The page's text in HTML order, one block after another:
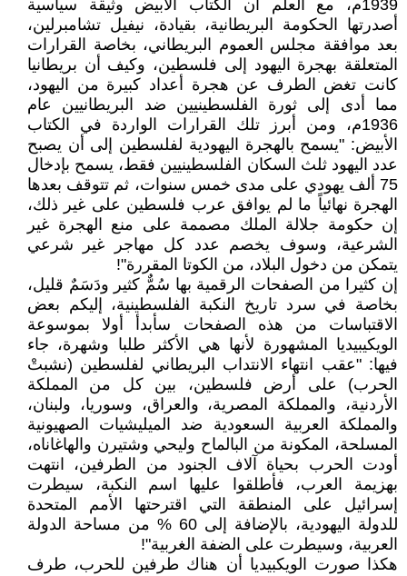
1939م، مع العلم أن الكتاب الأبيض وثيقة سياسية
أصدرتها الحكومة البريطانية، بقيادة، نيفيل تشامبرلين،
بعد موافقة مجلس العموم البريطاني، بخاصة القرارات
المتعلقة بهجرة اليهود إلى فلسطين، وكيف أن بريطانيا
كانت تغض الطرف عن هجرة أعداد كبيرة من اليهود،
مما أدى إلى ثورة الفلسطينيين ضد البريطانيين عام
1936م، ومن أبرز تلك القرارات الواردة في الكتاب
الأبيض: "يسمح بالهجرة اليهودية لفلسطين إلى أن يصبح
عدد اليهود ثلث السكان الفلسطينيين فقط، يسمح بإدخال
75 ألف يهودي على مدى خمس سنوات، ثم تتوقف بعدها
الهجرة نهائياً ما لم يوافق عرب فلسطين على غير ذلك،
إن حكومة جلالة الملك مصممة على منع الهجرة غير
الشرعية، وسوف يخصم عدد كل مهاجر غير شرعي
يتمكن من دخول البلاد، من الكوتا المقررة"!
إن كثيرا من الصفحات الرقمية بها سُمٌّ كثير ودَسَمٌ قليل،
بخاصة في سرد تاريخ النكبة الفلسطينية، إليكم بعض
الاقتباسات من هذه الصفحات سأبدأ أولا بموسوعة
الويكيبيديا المشهورة لأنها هي الأكثر طلبا وشهرة، جاء
فيها: "عقب انتهاء الانتداب البريطاني لفلسطين (نشبتْ
الحرب) على أرض فلسطين، بين كل من المملكة
الأردنية، والمملكة المصرية، والعراق، وسوريا، ولبنان،
والمملكة العربية السعودية ضد الميليشيات الصهيونية
المسلحة، المكونة من البالماح وليحي وشتيرن والهاغاناه،
أودت الحرب بحياة آلاف الجنود من الطرفين، انتهت
بهزيمة العرب، فأطلقوا عليها اسم النكبة، سيطرت
إسرائيل على المنطقة التي اقترحتها الأمم المتحدة
للدولة اليهودية، بالإضافة إلى 60 % من مساحة الدولة
العربية، وسيطرت على الضفة الغربية"!
هكذا صورت الويكبيديا أن هناك طرفين للحرب، طرف